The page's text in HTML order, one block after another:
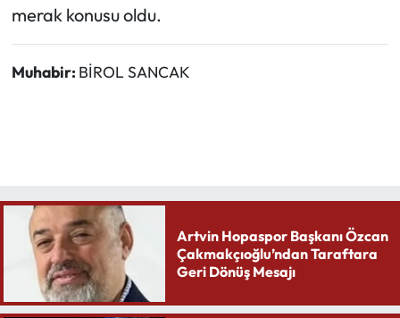
merak konusu oldu.
Muhabir: BİROL SANCAK
Artvin Hopaspor Başkanı Özcan
Çakmakçıoğlu’ndan Taraftara
Geri Dönüş Mesajı